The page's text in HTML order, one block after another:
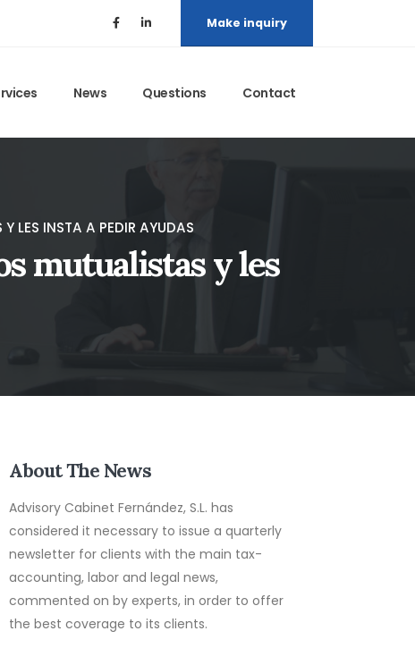
Make inquiry
News Questions Contact
LES INSTA A PEDIR AYUDAS
mutualistas y les
About The News
Advisory Cabinet Fernández, S.L. has
considered it necessary to issue a quarterly
newsletter for clients with the main tax-
accounting, labor and legal news,
commented on by experts, in order to offer
the best coverage to its clients.